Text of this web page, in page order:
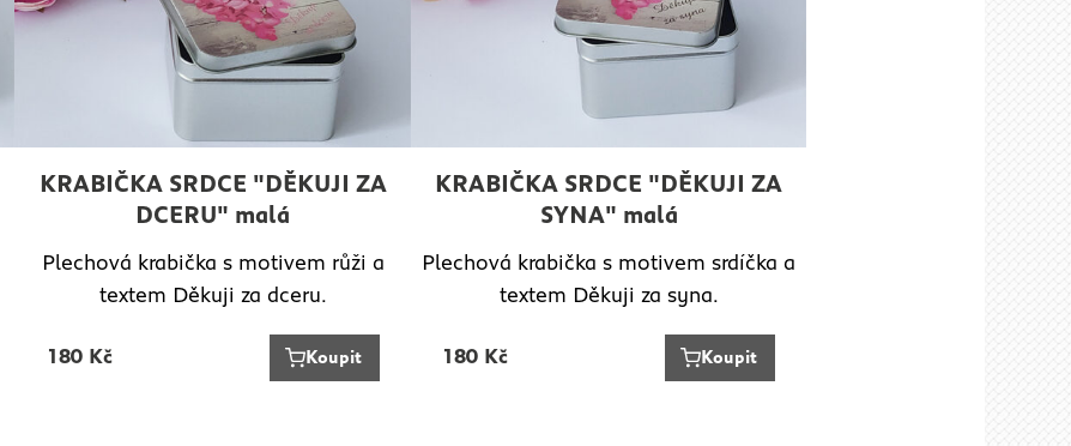
KRABIČKA SRDCE "DĚKUJI ZA
DCERU" malá
Plechová krabička s motivem růži a
textem Děkuji za dceru.
180Kč Koupit
KRABIČKA SRDCE "DĚKUJI ZA
SYNA" malá
Plechová krabička s motivem srdíčka a
textem Děkuji za syna.
180 Kč Koupit